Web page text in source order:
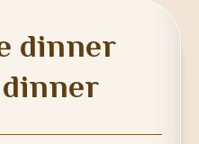
dinner